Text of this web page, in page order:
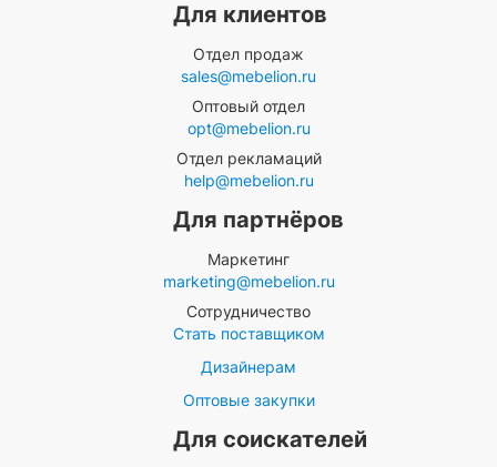
Для клиентов
Отдел продаж
sales@mebelion.ru
Оптовый отдел
opt@mebelion.ru
Отдел рекламаций
help@mebelion.ru
Для партнёров
Маркетинг
marketing@mebelion.ru
Сотрудничество
Стать поставщиком
Дизайнерам
Оптовые закупки
Для соискателей